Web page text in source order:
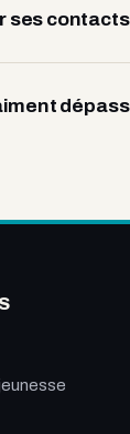
ses contacts